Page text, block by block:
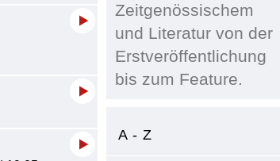
Zeitgenössischem
und Literatur von der
Erstveröffentlichung
bis zum Feature.
A - Z